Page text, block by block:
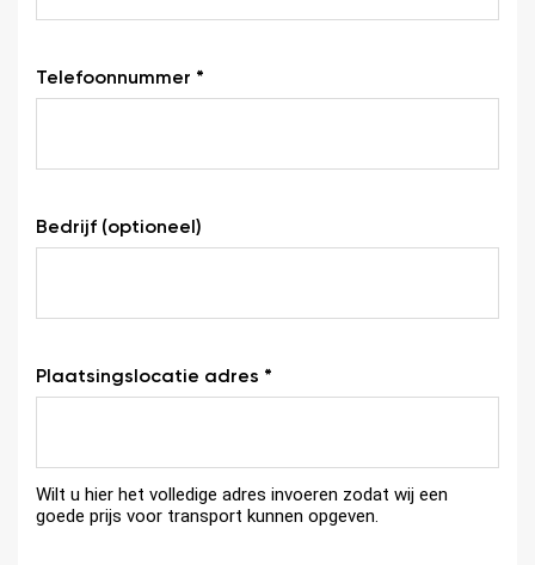
Telefoonnummer *
Bedrijf (optioneel)
Plaatsingslocatie adres *
Wilt u hier het volledige adres invoeren zodat wij een
goede prijs voor transport kunnen opgeven.